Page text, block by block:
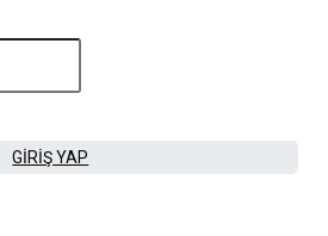
GIRIŞ YAP